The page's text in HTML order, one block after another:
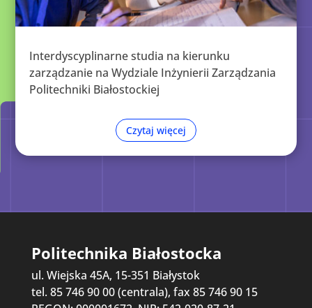
Interdyscyplinarne studia na kierunku
zarządzanie na Wydziale Inżynierii Zarządzania
Politechniki Białostockiej
Czytaj więcej
Politechnika Białostocka
ul. Wiejska 45A, 15-351 Białystok
tel. 85 746 90 00 (centrala), fax 85 746 90 15